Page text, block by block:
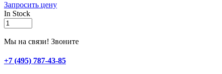
Запросить цену
In Stock
ЗУБР
32
мм
30
м,
Мы на связи! Звоните
+7 (495) 787-43-85